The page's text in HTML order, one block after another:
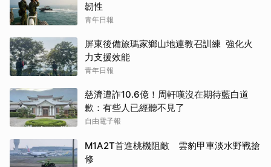
韌性
青年日報
屏東後備旅瑪家鄉山地連教召訓練 強化火
力支援效能
青年日報
慈濟遭詐10.6億！周軒嘆沒在期待藍白道
歉：有些人已經聽不見了
自由電子報
M1A2T首進桃機阻敵 雲豹甲車淡水野戰搶
修